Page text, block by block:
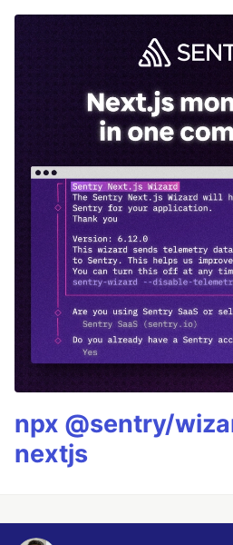
npx @sentry/
nextjs